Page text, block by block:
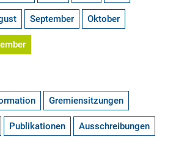
September Oktober
Gremiensitzungen
Publikationen Ausschreibungen